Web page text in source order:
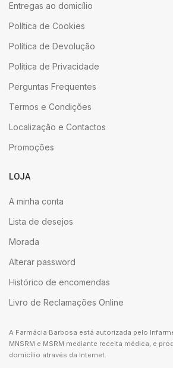
Entregas ao domicílio
Política de Cookies
Política de Devolução
Política de Privacidade
Perguntas Frequentes
Termos e Condições
Localização e Contactos
Promoções
LOJA
A minha conta
Lista de desejos
Morada
Alterar password
Histórico de encomendas
Livro de Reclamações Online
A Farmácia Barbosa está autorizada pelo
MNSRM e MSRM mediante receita médica, e
domicílio através da Internet.